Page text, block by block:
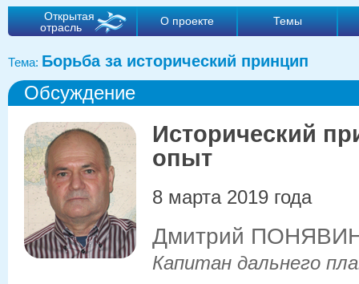
Открытая
отрасль
О проекте Темы
Тема: Борьба за исторический принцип
Обсуждение
Исторический
опыт
8 марта 2019 года
Дмитрий
Капитан дальнего